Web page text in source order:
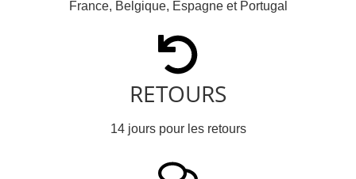
France, Belgique, Espagne et Portugal
RETOURS
14 jours pour les retours